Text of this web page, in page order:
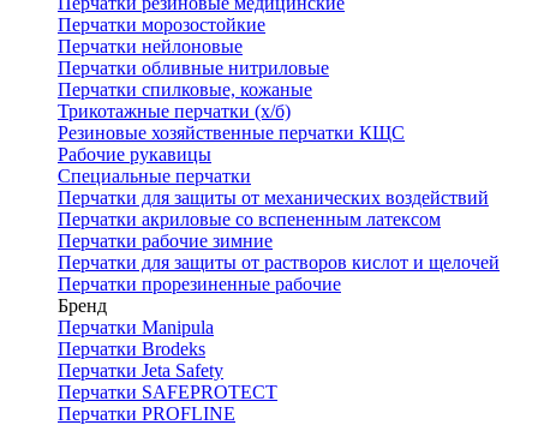
Перчатки морозостойкие
Перчатки нейлоновые
Перчатки обливные нитриловые
Перчатки спилковые, кожаные
Трикотажные перчатки (х/б)
Резиновые хозяйственные перчатки КЩС
Рабочие рукавицы
Специальные перчатки
Перчатки для защиты от механических воздействий
Перчатки акриловые со вспененным латексом
Перчатки рабочие зимние
Перчатки для защиты от растворов кислот и щелочей
Перчатки прорезиненные рабочие
Бренд
Перчатки Manipula
Перчатки Brodeks
Перчатки Jeta Safety
Перчатки SAFEPROTECT
Перчатки PROFLINE